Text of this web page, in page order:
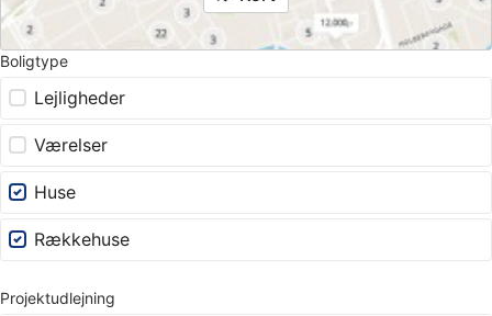
Boligtype
Lejligheder
Værelser
Huse
Rækkehuse
Projektudlejning